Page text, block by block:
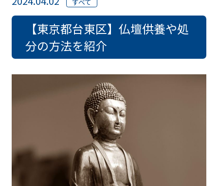
【東京都台東区】仏壇供養や処
分の方法を紹介